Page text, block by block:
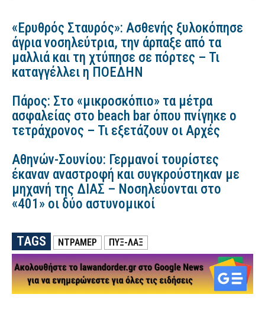
«Ερυθρός Σταυρός»: Ασθενής ξυλοκόπησε
άγρια νοσηλεύτρια, την άρπαξε από τα
μαλλιά και τη χτύπησε σε πόρτες – Τι
καταγγέλλει η ΠΟΕΔΗΝ
Πάρος: Στο «μικροσκόπιο» τα μέτρα
ασφαλείας στο beach bar όπου πνίγηκε ο
τετράχρονος – Τι εξετάζουν οι Αρχές
Αθηνών-Σουνίου: Γερμανοί τουρίστες
έκαναν αναστροφή και συγκρούστηκαν με
μηχανή της ΔΙΑΣ – Νοσηλεύονται στο
«401» οι δύο αστυνομικοί
TAGS ΝΤΡΑΜΕΡ ΠΥΞ-ΛΑΞ